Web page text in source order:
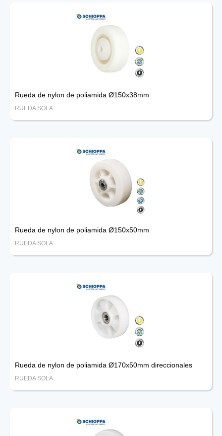
Rueda de nylon de poliamida Ø150x38mm
RUEDA SOLA
Rueda de nylon de poliamida Ø150x50mm
RUEDA SOLA
Rueda de nylon de poliamida Ø170x50mm direccionales
RUEDA SOLA